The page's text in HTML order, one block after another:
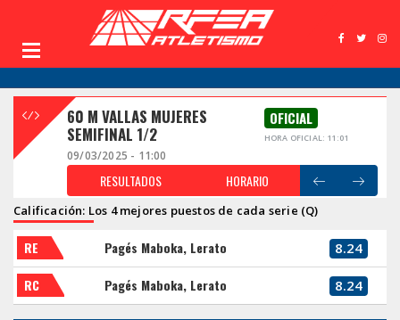
60 M VALLAS MUJERES
SEMIFINAL 1/2
OFICIAL
HORA OFICIAL: 11:01
09/03/2025 - 11:00
RESULTADOS HORARIO
Calificación: Los 4 mejores puestos de cada serie (Q)
RE Pagés Maboka, Lerato 8.24
RC Pagés Maboka, Lerato 8.24